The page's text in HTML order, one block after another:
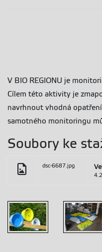
V BIO REGIONU je
Cílem této aktivity je
navrhnout vhodná
samotného monitoringu
Soubory ke
dsc-6687.jpg